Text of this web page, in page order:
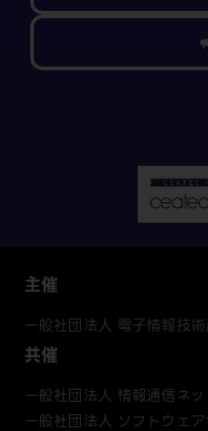
主催
一般社団法人 電子情報技
共催
一般社団法人 情報通信ネ
一般社団法人 ソフトウェ